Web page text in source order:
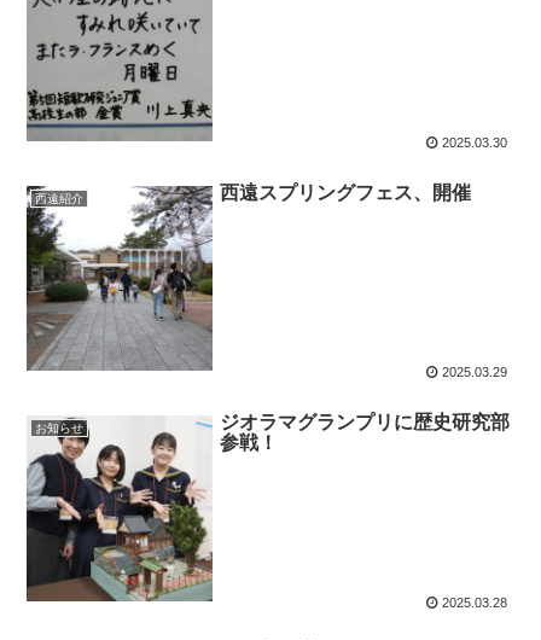
2025.03.30
西遠紹介 西遠スプリングフェス、開催
2025.03.29
お知らせ
ジオラマグランプリに歴史研究部
参戦！
2025.03.28